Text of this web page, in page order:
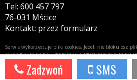
Zadzwoń SMS
Tel: 600 457 797
76-031 Mścice
Kontakt: przez formularz
Serwis wykorzystuje pliki cookies. Jeżeli nie blokujesz
zgadzasz się na ich użycie oraz zapisywanie w pamięci
Więcej informacji wpolityce prywatności
Potrzebujesz taki portal? Napisz do nas!